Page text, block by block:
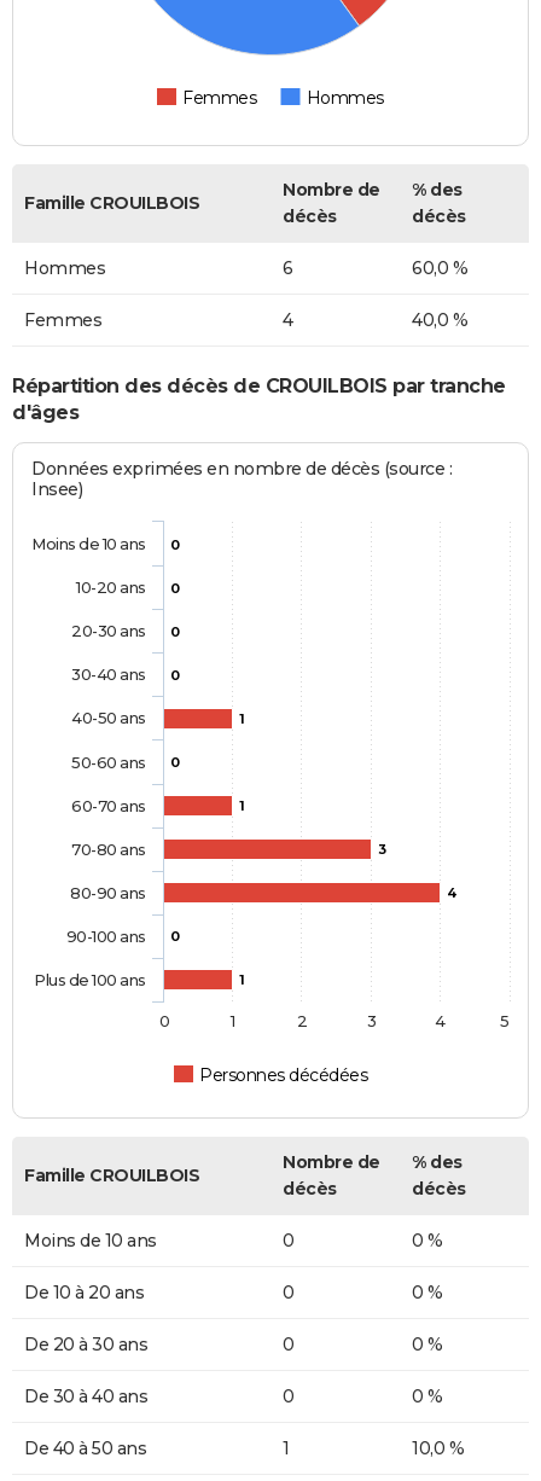
Femmes Hommes
Famille CROUILBOIS
Nombre de
décès
% des
décès
Hommes 6 60,0 %
Femmes 4 40,0 %
Répartition des décès de CROUILBOIS par tranche
d'âges
Données exprimées en nombre de décès (source :
Insee)
0
0
0
0
1
0
1
3
4
0
1
Personnes décédées
Moins de 10 ans
10-20 ans
20-30 ans
30-40 ans
40-50 ans
50-60 ans
60-70 ans
70-80 ans
80-90 ans
90-100 ans
Plus de 100 ans
0 1 2 3 4 5
Famille CROUILBOIS
Nombre de
décès
% des
décès
Moins de 10 ans 0 0 %
De 10 à 20 ans 0 0 %
De 20 à 30 ans 0 0 %
De 30 à 40 ans 0 0 %
De 40 à 50 ans 1 10,0 %